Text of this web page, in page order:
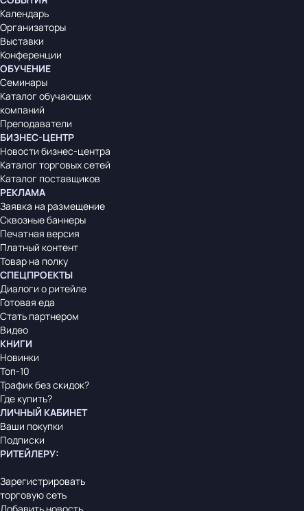
Календарь
Организаторы
Выставки
Конференции
ОБУЧЕНИЕ
Семинары
Каталог обучающих
компаний
Преподаватели
БИЗНЕС-ЦЕНТР
Новости бизнес-центра
Каталог торговых сетей
Каталог поставщиков
РЕКЛАМА
Заявка на размещение
Сквозные баннеры
Печатная версия
Платный контент
Товар на полку
СПЕЦПРОЕКТЫ
Диалоги о ритейле
Готовая еда
Стать партнером
Видео
КНИГИ
Новинки
Топ-10
Трафик без скидок?
Где купить?
ЛИЧНЫЙ КАБИНЕТ
Ваши покупки
Подписки
РИТЕЙЛЕРУ:
Зарегистрировать
торговую сеть
Добавить новость